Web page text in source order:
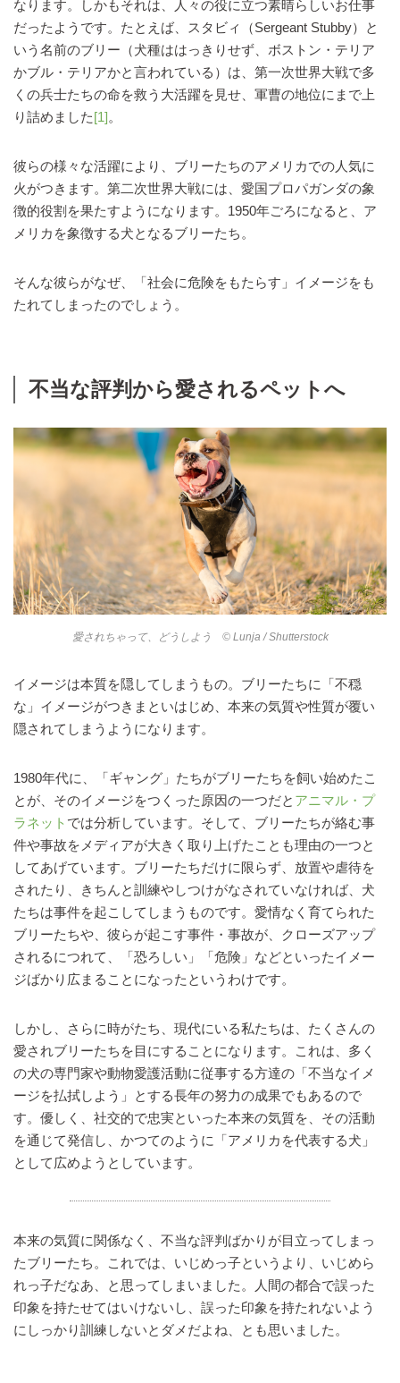
なります。しかもそれは、人々の役に立つ素晴らしいお仕事
だったようです。たとえば、スタビィ（Sergeant Stubby）と
いう名前のブリー（犬種ははっきりせず、ボストン・テリア
かブル・テリアかと言われている）は、第一次世界大戦で多
くの兵士たちの命を救う大活躍を見せ、軍曹の地位にまで上
り詰めました[1]。
彼らの様々な活躍により、ブリーたちのアメリカでの人気に
火がつきます。第二次世界大戦には、愛国プロパガンダの象
徴的役割を果たすようになります。1950年ごろになると、ア
メリカを象徴する犬となるブリーたち。
そんな彼らがなぜ、「社会に危険をもたらす」イメージをも
たれてしまったのでしょう。
不当な評判から愛されるペットへ
愛されちゃって、どうしよう © Lunja / Shutterstock
イメージは本質を隠してしまうもの。ブリーたちに「不穏
な」イメージがつきまといはじめ、本来の気質や性質が覆い
隠されてしまうようになります。
1980年代に、「ギャング」たちがブリーたちを飼い始めたこ
とが、そのイメージをつくった原因の一つだと アニマル・プ
ラネット では分析しています。そして、ブリーたちが絡む事
件や事故をメディアが大きく取り上げたことも理由の一つと
してあげています。ブリーたちだけに限らず、放置や虐待を
されたり、きちんと訓練やしつけがなされていなければ、犬
たちは事件を起こしてしまうものです。愛情なく育てられた
ブリーたちや、彼らが起こす事件・事故が、クローズアップ
されるにつれて、「恐ろしい」「危険」などといったイメー
ジばかり広まることになったというわけです。
しかし、さらに時がたち、現代にいる私たちは、たくさんの
愛されブリーたちを目にすることになります。これは、多く
の犬の専門家や動物愛護活動に従事する方達の「不当なイメ
ージを払拭しよう」とする長年の努力の成果でもあるので
す。優しく、社交的で忠実といった本来の気質を、その活動
を通じて発信し、かつてのように「アメリカを代表する犬」
として広めようとしています。
本来の気質に関係なく、不当な評判ばかりが目立ってしまっ
たブリーたち。これでは、いじめっ子というより、いじめら
れっ子だなあ、と思ってしまいました。人間の都合で誤った
印象を持たせてはいけないし、誤った印象を持たれないよう
にしっかり訓練しないとダメだよね、とも思いました。